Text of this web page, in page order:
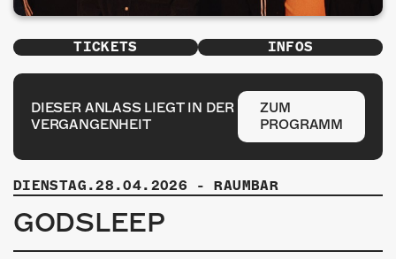
INFOS
KONTAKT
ÜBER UNS
SHOP
MITMACHEN
TICKETS INFOS
DIESER ANLASS LIEGT IN DER
VERGANGENHEIT
ZUM
PROGRAMM
DIENSTAG.28.04.2026 - RAUMBAR
GODSLEEP